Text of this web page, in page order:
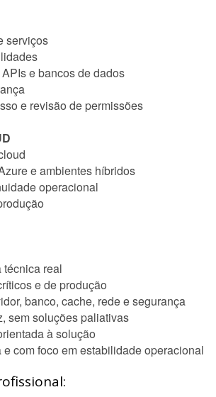
serviços
e bancos de dados
e revisão de permissões
e ambientes híbridos
operacional
técnica real
e de produção
banco, cache, rede e segurança
sem soluções paliativas
à solução
com foco em estabilidade operacional